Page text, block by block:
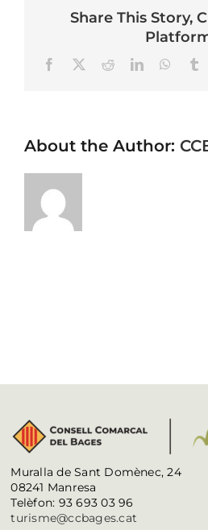
Share This Story,
FacebookRedditLinkedIn
About the Author:
Muralla de Sant Domènec, 24
08241 Manresa
Telèfon: 93 693 03 96
turisme@ccbages.cat